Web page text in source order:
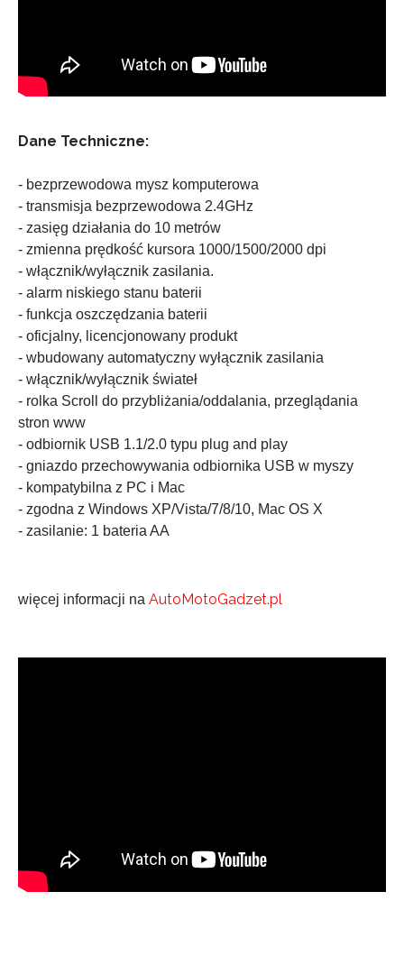
Dane Techniczne:
- bezprzewodowa mysz komputerowa
- transmisja bezprzewodowa 2.4GHz
- zasięg działania do 10 metrów
- zmienna prędkość kursora 1000/1500/2000 dpi
- włącznik/wyłącznik zasilania.
- alarm niskiego stanu baterii
- funkcja oszczędzania baterii
- oficjalny, licencjonowany produkt
- wbudowany automatyczny wyłącznik zasilania
- włącznik/wyłącznik świateł
- rolka Scroll do przybliżania/oddalania, przeglądania
stron www
- odbiornik USB 1.1/2.0 typu plug and play
- gniazdo przechowywania odbiornika USB w myszy
- kompatybilna z PC i Mac
- zgodna z Windows XP/Vista/7/8/10, Mac OS X
- zasilanie: 1 bateria AA
więcej informacji na AutoMotoGadzet.pl